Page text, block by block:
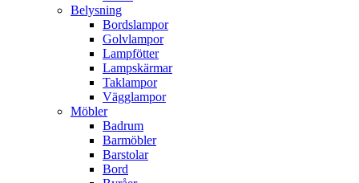
Belysning
Bordslampor
Golvlampor
Lampfötter
Lampskärmar
Taklampor
Vägglampor
Möbler
Badrum
Barmöbler
Barstolar
Bord